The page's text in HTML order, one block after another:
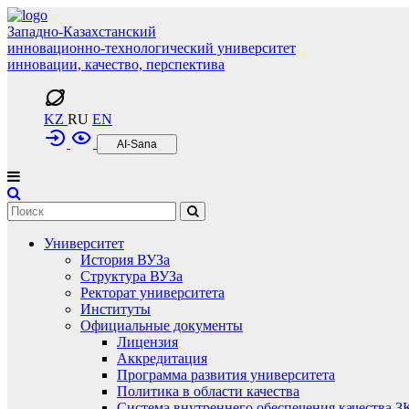
Перейти
к
содержимому
Западно-Казахстанский
инновационно-технологический университет
инновации, качество, перспектива
KZ RU EN
AI-Sana
Университет
История ВУЗа
Структура ВУЗа
Ректорат университета
Институты
Официальные документы
Лицензия
Аккредитация
Программа развития университета
Политика в области качества